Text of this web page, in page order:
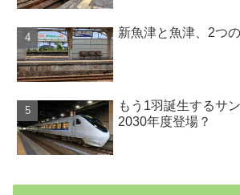
新魚津と魚津、2つ
もう1羽誕生するサ
2030年度登場？